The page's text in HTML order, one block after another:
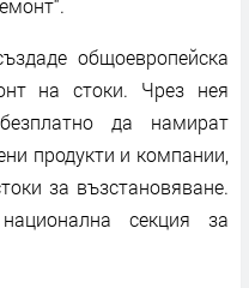
общоевропейска
на стоки. Чрез нея
да намират
продукти и компании,
за възстановяване.
секция за